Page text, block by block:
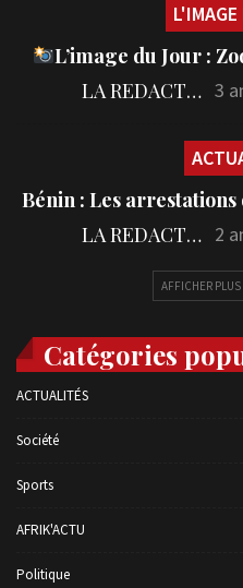
L’image du Jour :
LA REDACTION 3
Bénin : Les
LA REDACTION 2
AFFICHER
Catégories
ACTUALITÉS
Société
Sports
AFRIK'ACTU
Politique